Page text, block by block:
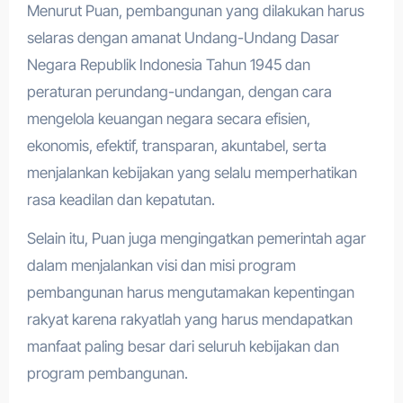
Menurut Puan, pembangunan yang dilakukan harus
selaras dengan amanat Undang-Undang Dasar
Negara Republik Indonesia Tahun 1945 dan
peraturan perundang-undangan, dengan cara
mengelola keuangan negara secara efisien,
ekonomis, efektif, transparan, akuntabel, serta
menjalankan kebijakan yang selalu memperhatikan
rasa keadilan dan kepatutan.
Selain itu, Puan juga mengingatkan pemerintah agar
dalam menjalankan visi dan misi program
pembangunan harus mengutamakan kepentingan
rakyat karena rakyatlah yang harus mendapatkan
manfaat paling besar dari seluruh kebijakan dan
program pembangunan.